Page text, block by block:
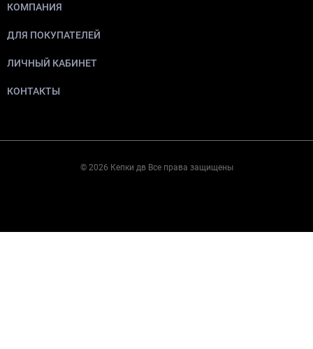
КОМПАНИЯ
ДЛЯ ПОКУПАТЕЛЕЙ
ЛИЧНЫЙ КАБИНЕТ
КОНТАКТЫ
© 2026 Кепки дв Все права защищены